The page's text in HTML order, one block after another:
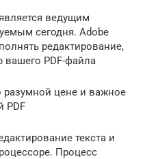
ведущим
сегодня. Adobe
редактирование,
PDF-файла
цене и важное
PDF
текста и
Процесс